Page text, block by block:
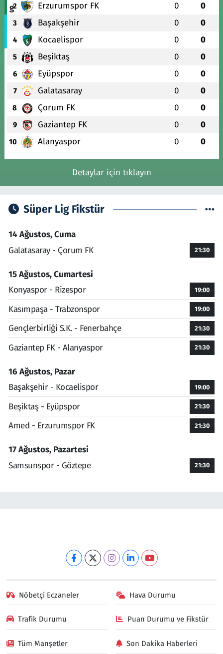
2 Erzurumspor FK 0 0
3 Başakşehir 0 0
4 Kocaelispor 0 0
5 Beşiktaş 0 0
6 Eyüpspor 0 0
7 Galatasaray 0 0
8 Çorum FK 0 0
9 Gaziantep FK 0 0
10 Alanyaspor 0 0
Detaylar için tıklayın
Süper Lig Fikstür
14 Ağustos, Cuma
Galatasaray - Çorum FK
21:30
15 Ağustos, Cumartesi
Konyaspor - Rizespor
19:00
Kasımpaşa - Trabzonspor 19:00
Gençlerbirliği S.K. - Fenerbahçe 21:30
Gaziantep FK - Alanyaspor 21:30
16 Ağustos, Pazar
Başakşehir - Kocaelispor
19:00
Beşiktaş - Eyüpspor 21:30
Amed - Erzurumspor FK 21:30
17 Ağustos, Pazartesi
Samsunspor - Göztepe
21:30
Nöbetçi Eczaneler Hava Durumu
Trafik Durumu Puan Durumu ve Fikstür
Tüm Manşetler Son Dakika Haberleri